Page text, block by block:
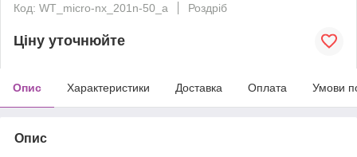
Код: WT_micro-nx_201n-50_a
Роздріб
Ціну уточнюйте
Опис Характеристики Доставка Оплата Умови
Опис